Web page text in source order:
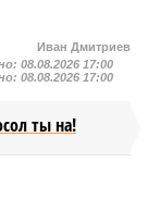
Иван Дмитриев
08.08.2026 17:00
08.08.2026 17:00
ты на!